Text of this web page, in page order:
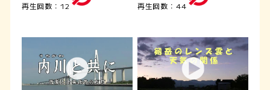
再生回数：12 再生回数：44